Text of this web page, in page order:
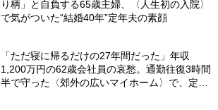
り柄」と自負する65歳主婦、〈人生初の入院〉
で気がついた“結婚40年”定年夫の素顔
「ただ寝に帰るだけの27年間だった」年収
1,200万円の62歳会社員の哀愁。通勤往復3時間
半で守った〈郊外の広いマイホーム〉で、定年